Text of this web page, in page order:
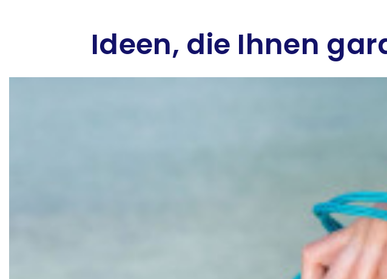
Ideen, die Ihnen